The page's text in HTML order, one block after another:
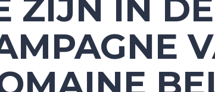
ZIJN IN DE